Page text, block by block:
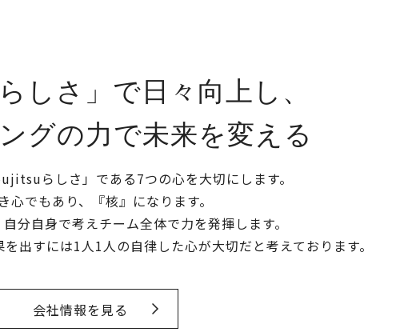
しさ」で日々向上し、
グの力で未来を変える
らしさ」である7つの心を大切にします。
心でもあり、『核』になります。
分自身で考えチーム全体で力を発揮します。
出すには1人1人の自律した心が大切だと考えております。
会社情報を見る